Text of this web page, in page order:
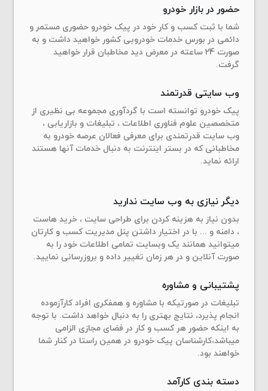
حضور در بازار خودرو
شما با ثبت کسب و کار خود در پیک خودرو حضوری مستمر و
دائمی در بورس خدمات خودرویی کشور خواهید داشت و به
صورت 24 ساعته در معرض دید مخاطبان قرار خواهید
گرفت.
وب سایتی قدرتمند
پیک خودرو توانسته است با گردآوری مجموعه بی نظیری از
متخصصین علوم فناوری اطلاعات ، تبلیغات و بازاریابی ،
وب سایت قدرتمندی برای معرفی فعالان عرصه خودرو به
مخاطبانی که در بستر اینترنت به دنبال خدمات آنها هستند
ارائه نماید.
دیگر نیازی به وب سایت ندارید
بدون نیاز به هزینه کردن برای طراحی سایت ، خرید هاست
، دامنه و ... با در اختیار داشتن پنل مدیریت کسب و کارتان
میتوانید همانند یک وبسایت تمامی اطلاعات خود را به
صورت آنلاین و در هر زمان تغییر داده و بروزرسانی نمایید.
پشتیبانی و مشاوره
تبلیغات در صورتیکه با مشاوره و همفکری افراد کارآزموده
انجام پذیرد، نتایج بهتری را به دنبال خواهد داشت. با توجه
به اینکه حضور هر کسب و کار در فضای مجازی الزامی
میباشد،کارشناسان پیک خودرو در همین راستا در کنار شما
خواهند بود.
دسته بندی کارآمد